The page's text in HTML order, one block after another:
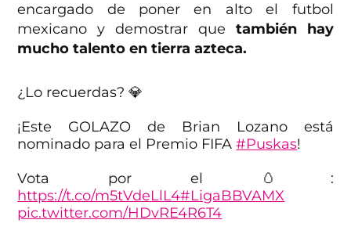
encargado de poner en alto el futbol
mexicano y demostrar que también hay
mucho talento en tierra azteca.
¿Lo recuerdas? 💎
¡Este GOLAZO de Brian Lozano está
nominado para el Premio FIFA#Puskas!
Vota por el 🥚:
https://t.co/m5tVdeLlL4#LigaBBVAMX
pic.twitter.com/HDvRE4R6T4